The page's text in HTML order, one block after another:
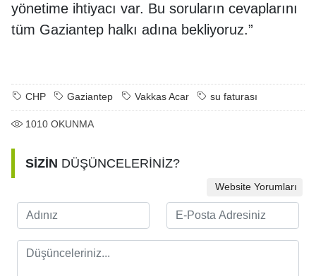
yönetime ihtiyacı var. Bu soruların cevaplarını
tüm Gaziantep halkı adına bekliyoruz.”
CHP Gaziantep Vakkas Acar su faturası
1010 OKUNMA
SİZİN DÜŞÜNCELERİNİZ?
Website Yorumları